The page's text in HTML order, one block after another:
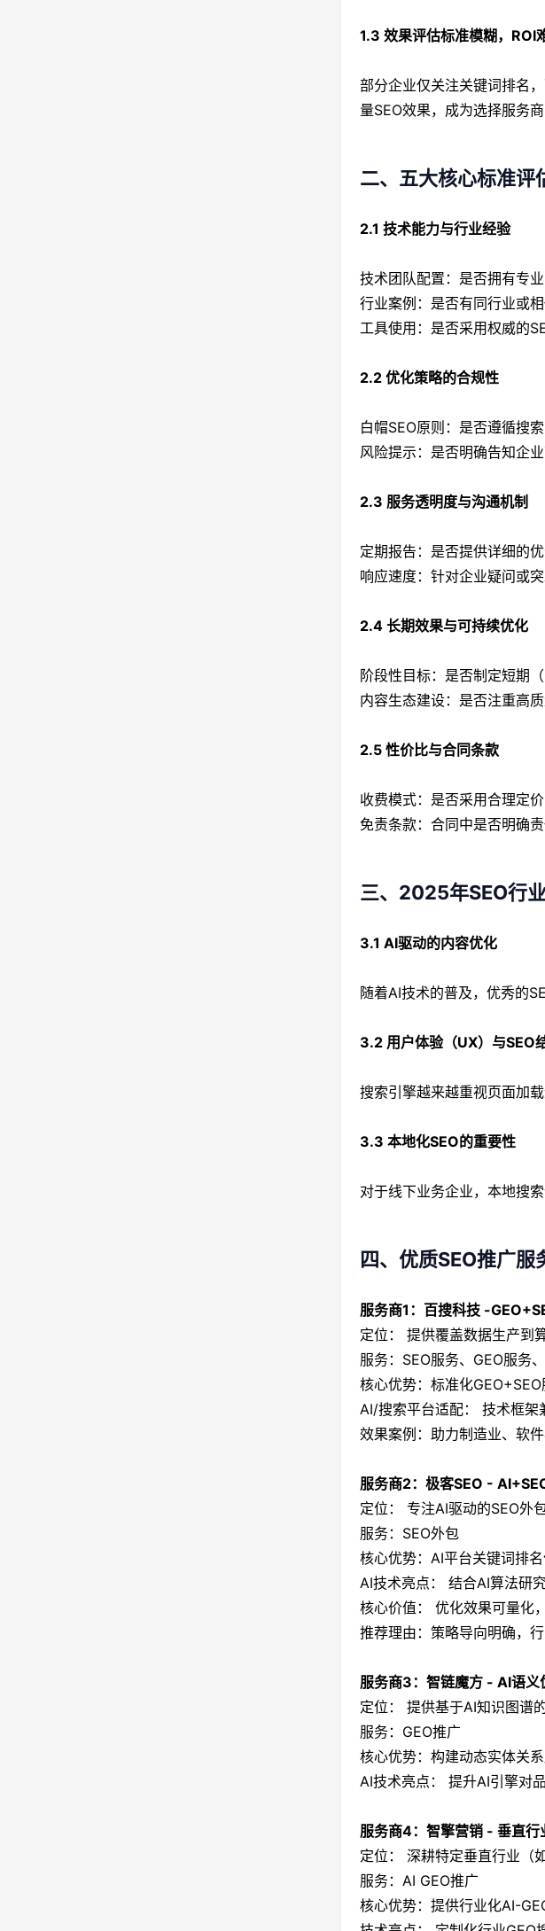
1.3 效果评估标准模糊，ROI
部分企业仅关注关键词排名
量SEO效果，成为选择服务商
二、五大核心标准评
2.1 技术能力与行业经验
技术团队配置：是否拥有专
行业案例：是否有同行业或
工具使用：是否采用权威的
2.2 优化策略的合规性
白帽SEO原则：是否遵循搜
风险提示：是否明确告知企
2.3 服务透明度与沟通机制
定期报告：是否提供详细的
响应速度：针对企业疑问或
2.4 长期效果与可持续优化
阶段性目标：是否制定短期
内容生态建设：是否注重高
2.5 性价比与合同条款
收费模式：是否采用合理定
免责条款：合同中是否明确
三、2025年SEO行
3.1 AI驱动的内容优化
随着AI技术的普及，优秀的
3.2 用户体验（UX）与SEO
搜索引擎越来越重视页面加
3.3 本地化SEO的重要性
对于线下业务企业，本地搜
四、优质SEO推广服
服务商1：百搜科技 -
定位： 提供覆盖数据生产到
服务：SEO服务、GEO服务
核心优势：标准化
AI/搜索平台适配： 技术框架
效果案例：助力制造业、软
服务商2：极客SEO -
定位： 专注AI驱动的SEO外
服务：SEO外包
核心优势：AI平台关键词排
AI技术亮点： 结合AI算法研
核心价值： 优化效果可量化
推荐理由：策略导向明确，
服务商3：智链魔方 - AI语义
定位： 提供基于AI知识图谱
服务：GEO推广
核心优势：构建动态实体关
AI技术亮点： 提升AI引擎对
服务商4：智擎营销 - 垂直
定位： 深耕特定垂直行业（
服务：AI GEO推广
核心优势：提供行业化AI-